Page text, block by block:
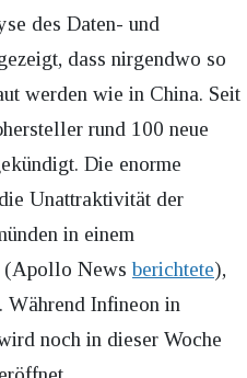
des Daten- und
dass nirgendwo so
werden wie in China. Seit
rund 100 neue
Die enorme
Unattraktivität der
in einem
(Apollo Newsberichtete),
Während Infineon in
noch in dieser Woche